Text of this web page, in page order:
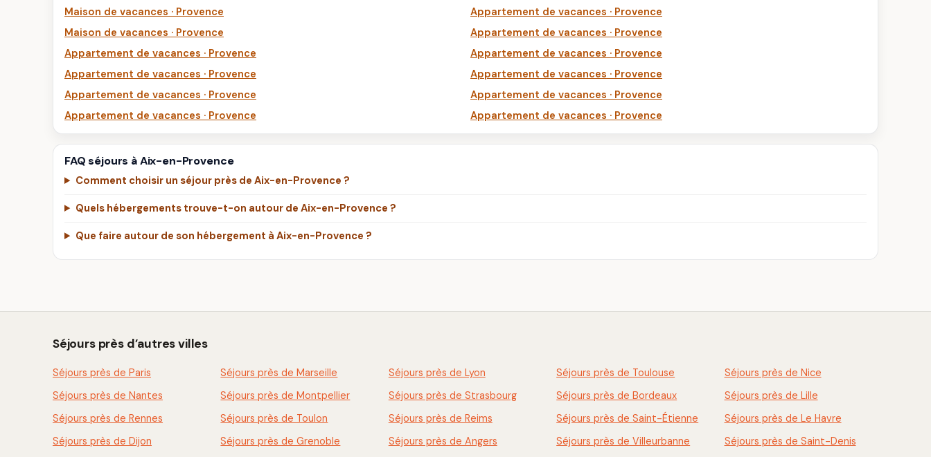
Maison de vacances · Provence
Appartement de vacances · Provence
Maison de vacances · Provence
Appartement de vacances · Provence
Appartement de vacances · Provence
Appartement de vacances · Provence
Appartement de vacances · Provence
Appartement de vacances · Provence
Appartement de vacances · Provence
Appartement de vacances · Provence
Appartement de vacances · Provence
Appartement de vacances · Provence
FAQ séjours à Aix-en-Provence
Comment choisir un séjour près de Aix-en-Provence ?
Quels hébergements trouve-t-on autour de Aix-en-Provence ?
Que faire autour de son hébergement à Aix-en-Provence ?
Séjours près d’autres villes
Séjours près de Paris Séjours près de Marseille Séjours près de Lyon Séjours près de Toulouse
Séjours près de Nice
Séjours près de Nantes
Séjours près de Montpellier Séjours près de Strasbourg Séjours près de Bordeaux
Séjours près de Lille
Séjours près de Rennes
Séjours près de Toulon Séjours près de Reims Séjours près de Saint-Étienne
Séjours près de Le Havre
Séjours près de Dijon
Séjours près de Grenoble Séjours près de Angers Séjours près de Villeurbanne
Séjours près de Saint-Denis